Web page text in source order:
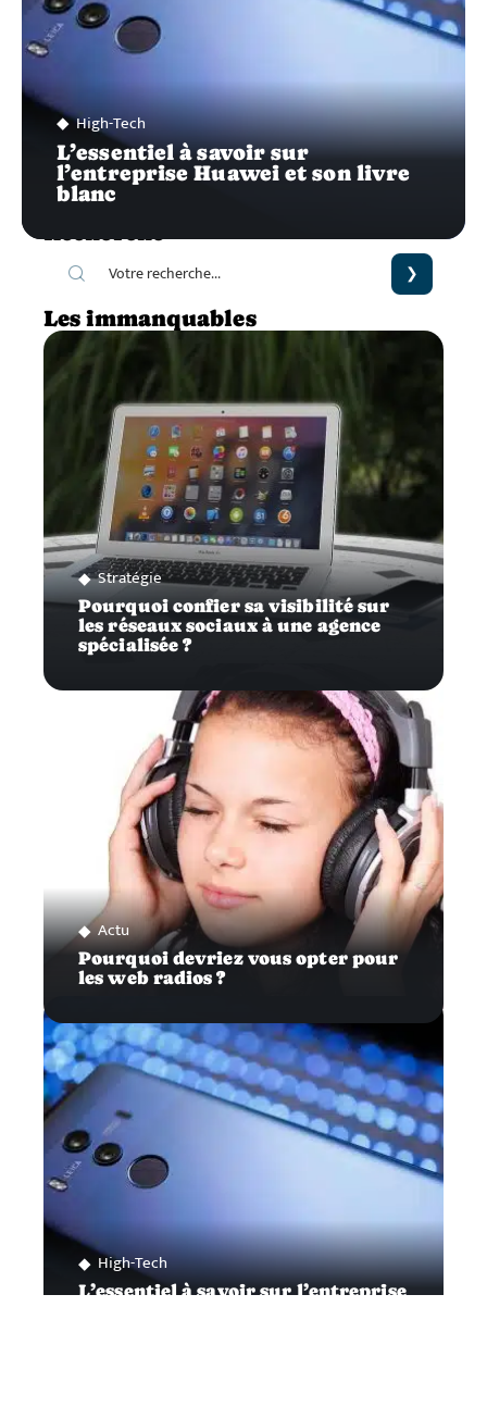
High-Tech
L’essentiel à savoir sur
l’entreprise Huawei et son livre
blanc
Recherche
Les immanquables
Stratégie
Pourquoi confier sa visibilité sur
les réseaux sociaux à une agence
spécialisée ?
Actu
Pourquoi devriez vous opter pour
les web radios ?
High-Tech
L’essentiel à savoir sur l’entreprise